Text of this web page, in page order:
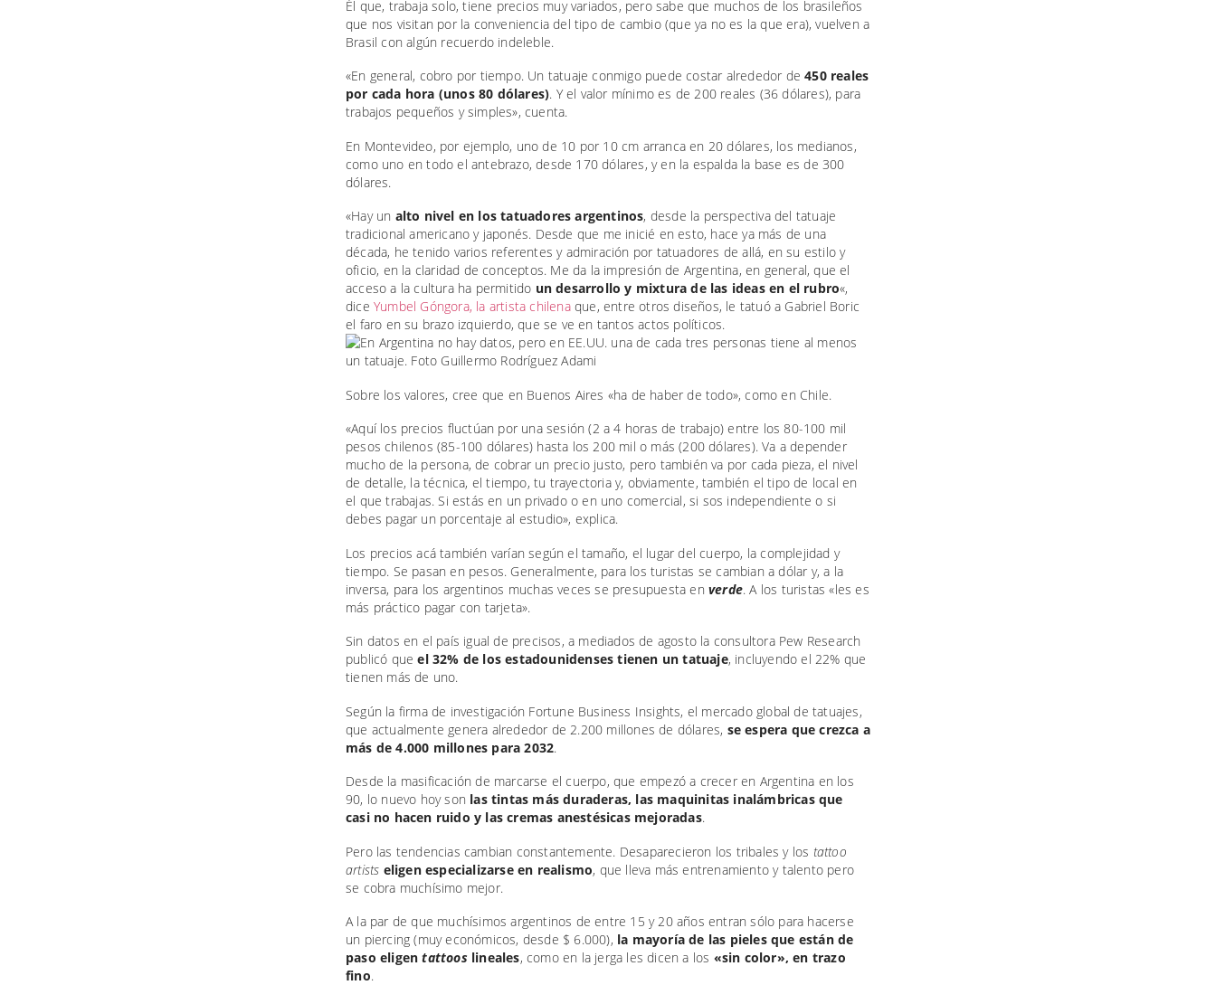
Él que, trabaja solo, tiene precios muy variados, pero sabe que muchos de los brasileños
que nos visitan por la conveniencia del tipo de cambio (que ya no es la que era), vuelven a
Brasil con algún recuerdo indeleble.
«En general, cobro por tiempo. Un tatuaje conmigo puede costar alrededor de 450 reales
por cada hora (unos 80 dólares). Y el valor mínimo es de 200 reales (36 dólares), para
trabajos pequeños y simples», cuenta.
En Montevideo, por ejemplo, uno de 10 por 10 cm arranca en 20 dólares, los medianos,
como uno en todo el antebrazo, desde 170 dólares, y en la espalda la base es de 300
dólares.
«Hay un alto nivel en los tatuadores argentinos, desde la perspectiva del tatuaje
tradicional americano y japonés. Desde que me inicié en esto, hace ya más de una
década, he tenido varios referentes y admiración por tatuadores de allá, en su estilo y
oficio, en la claridad de conceptos. Me da la impresión de Argentina, en general, que el
acceso a la cultura ha permitido un desarrollo y mixtura de las ideas en el rubro«,
dice Yumbel Góngora, la artista chilenaque, entre otros diseños, le tatuó a Gabriel Boric
el faro en su brazo izquierdo, que se ve en tantos actos políticos.
Sobre los valores, cree que en Buenos Aires «ha de haber de todo», como en Chile.
«Aquí los precios fluctúan por una sesión (2 a 4 horas de trabajo) entre los 80-100 mil
pesos chilenos (85-100 dólares) hasta los 200 mil o más (200 dólares). Va a depender
mucho de la persona, de cobrar un precio justo, pero también va por cada pieza, el nivel
de detalle, la técnica, el tiempo, tu trayectoria y, obviamente, también el tipo de local en
el que trabajas. Si estás en un privado o en uno comercial, si sos independiente o si
debes pagar un porcentaje al estudio», explica.
Los precios acá también varían según el tamaño, el lugar del cuerpo, la complejidad y
tiempo. Se pasan en pesos. Generalmente, para los turistas se cambian a dólar y, a la
inversa, para los argentinos muchas veces se presupuesta enverde. A los turistas «les es
más práctico pagar con tarjeta».
Sin datos en el país igual de precisos, a mediados de agosto la consultora Pew Research
publicó queel 32% de los estadounidenses tienen un tatuaje, incluyendo el 22% que
tienen más de uno.
Según la firma de investigación Fortune Business Insights, el mercado global de tatuajes,
que actualmente genera alrededor de 2.200 millones de dólares, se espera que crezca a
más de 4.000 millones para 2032.
Desde la masificación de marcarse el cuerpo, que empezó a crecer en Argentina en los
90, lo nuevo hoy son las tintas más duraderas, las maquinitas inalámbricas que
casi no hacen ruido y las cremas anestésicas mejoradas.
Pero las tendencias cambian constantemente. Desaparecieron los tribales y los tattoo
artists eligen especializarse en realismo, que lleva más entrenamiento y talento pero
se cobra muchísimo mejor.
A la par de que muchísimos argentinos de entre 15 y 20 años entran sólo para hacerse
un piercing (muy económicos, desde $ 6.000), la mayoría de las pieles que están de
paso eligentattoos lineales, como en la jerga les dicen a los «sin color», en trazo
fino.